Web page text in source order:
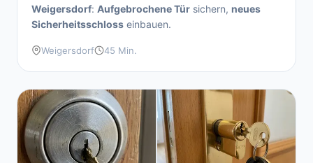
Weigersdorf: Aufgebrochene Tür sichern, neues
Sicherheitsschloss einbauen.
Weigersdorf 45 Min.